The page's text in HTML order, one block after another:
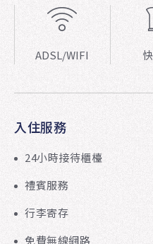
ADSL/WIFI
入住服務
24小時接待櫃檯
禮賓服務
行李寄存
免費無線網路